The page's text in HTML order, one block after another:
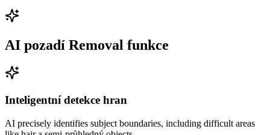
AI pozadí Removal funkce
Inteligentní detekce hran
AI precisely identifies subject boundaries, including difficult areas